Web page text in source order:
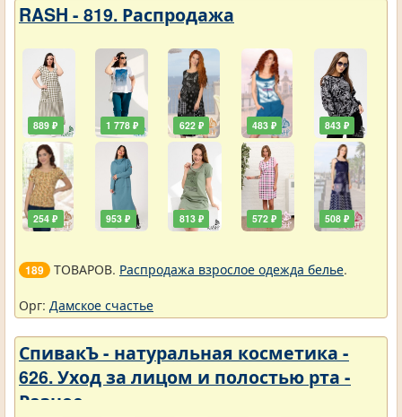
RASH - 819. Распродажа
889 ₽
254 ₽
1 778 ₽
953 ₽
622 ₽
813 ₽
483 ₽
572 ₽
843 ₽
508 ₽
189 ТОВАРОВ. Распродажа взрослое одежда белье.
Орг: Дамское счастье
СпивакЪ - натуральная косметика -
626. Уход за лицом и полостью рта -
Разное